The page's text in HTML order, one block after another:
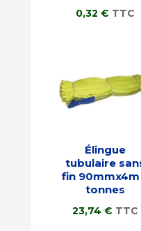
0,32€ TTC
Élingue
tubulaire
fin 90mmx4m
tonnes
23,74€ TTC